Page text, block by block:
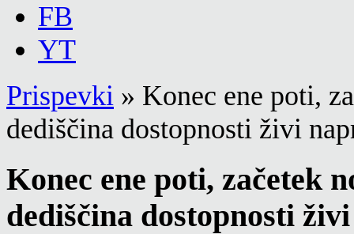
FB
YT
Prispevki » Konec ene poti,
dediščina dostopnosti živi
Konec ene poti, začetek
dediščina dostopnosti